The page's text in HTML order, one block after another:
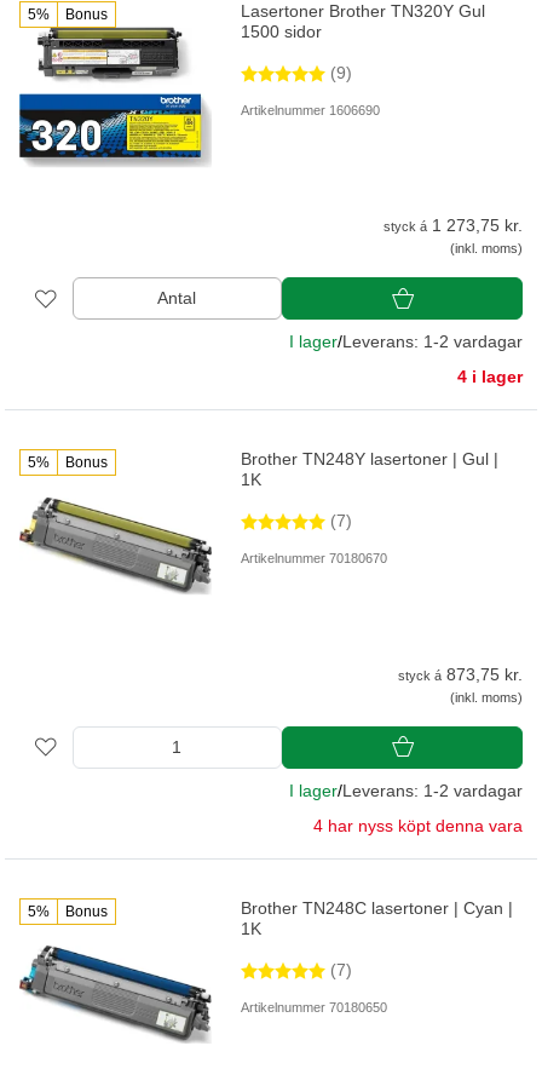
5% Bonus
Lasertoner Brother TN320Y Gul
1500 sidor
(9)
Artikelnummer 1606690
styck á 1 273,75 kr.
(inkl. moms)
Antal
I lager/Leverans: 1-2 vardagar
4 i lager
5% Bonus
Brother TN248Y lasertoner | Gul |
1K
(7)
Artikelnummer 70180670
styck á 873,75 kr.
(inkl. moms)
I lager/Leverans: 1-2 vardagar
4 har nyss köpt denna vara
5% Bonus
Brother TN248C lasertoner | Cyan |
1K
(7)
Artikelnummer 70180650